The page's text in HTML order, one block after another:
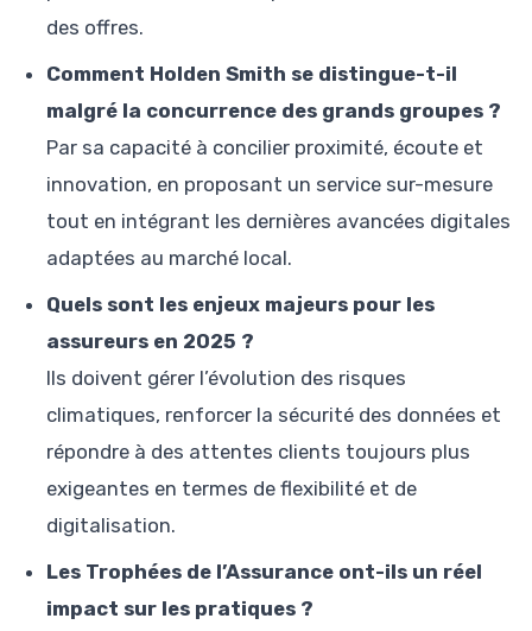
des offres.
Comment Holden Smith se distingue-t-il
malgré la concurrence des grands groupes ?
Par sa capacité à concilier proximité, écoute et
innovation, en proposant un service sur-mesure
tout en intégrant les dernières avancées digitales
adaptées au marché local.
Quels sont les enjeux majeurs pour les
assureurs en 2025 ?
Ils doivent gérer l’évolution des risques
climatiques, renforcer la sécurité des données et
répondre à des attentes clients toujours plus
exigeantes en termes de flexibilité et de
digitalisation.
Les Trophées de l’Assurance ont-ils un réel
impact sur les pratiques ?